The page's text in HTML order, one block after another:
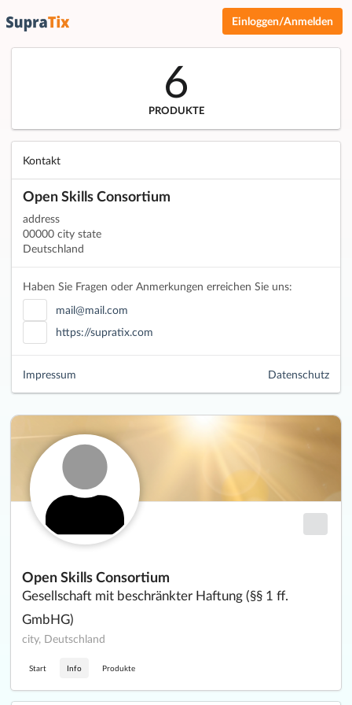
Einloggen/Anmelden
Open Skills Consortium
Gesellschaft mit beschränkter Haftung (§§ 1 ff.
GmbHG)
city, Deutschland
Start Info Produkte
6
PRODUKTE
Kontakt
Open Skills Consortium
address
00000 city state
Deutschland
Haben Sie Fragen oder Anmerkungen erreichen Sie uns:
mail@mail.com
https://supratix.com
Datenschutz
Impressum